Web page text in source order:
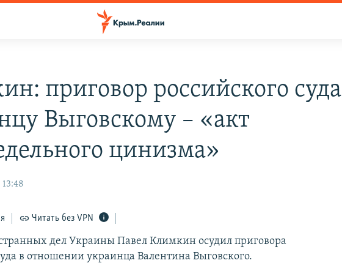
приговор российского суда
Выговскому – «акт
цинизма»
13:48
Читать без VPN
дел Украины Павел Климкин осудил приговора
в отношении украинца Валентина Выговского.